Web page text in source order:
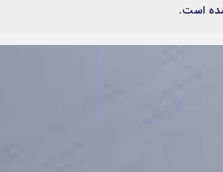
است.